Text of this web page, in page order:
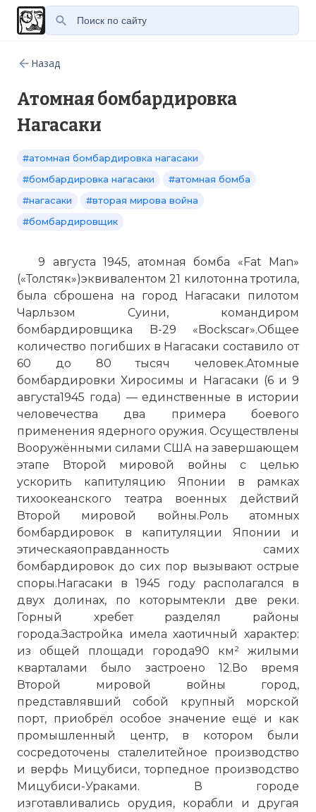
Назад
Атомная бомбардировка
Нагасаки
#атомная бомбардировка нагасаки
#бомбардировка нагасаки
#атомная бомба
#нагасаки
#вторая мирова война
#бомбардировщик
9 августа 1945, атомная бомба «Fat Man»
(«Толстяк»)эквивалентом 21 килотонна тротила,
была сброшена на город Нагасаки пилотом
Чарльзом Суини, командиром
бомбардировщика B-29 «Bockscar».Общее
количество погибших в Нагасаки составило от
60 до 80 тысяч человек.Атомные
бомбардировки Хиросимы и Нагасаки (6 и 9
августа1945 года) — единственные в истории
человечества два примера боевого
применения ядерного оружия. Осуществлены
Вооружёнными силами США на завершающем
этапе Второй мировой войны с целью
ускорить капитуляцию Японии в рамках
тихоокеанского театра военных действий
Второй мировой войны.Роль атомных
бомбардировок в капитуляции Японии и
этическаяоправданность самих
бомбардировок до сих пор вызывают острые
споры.Нагасаки в 1945 году располагался в
двух долинах, по которымтекли две реки.
Горный хребет разделял районы
города.Застройка имела хаотичный характер:
из общей площади города90 км² жилыми
кварталами было застроено 12.Во время
Второй мировой войны город,
представлявший собой крупный морской
порт, приобрёл особое значение ещё и как
промышленный центр, в котором были
сосредоточены сталелитейное производство
и верфь Мицубиси, торпедное производство
Мицубиси-Ураками. В городе
изготавливались орудия, корабли и другая